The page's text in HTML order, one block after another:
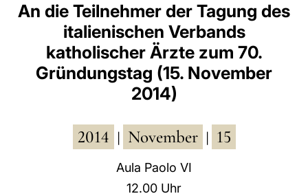
DEUTSCH
POLSKI
العربيّة
LATINE
An die Teilnehmer der Tagung des
italienischen Verbands
katholischer Ärzte zum 70.
Gründungstag (15. November
2014)
2014 November 15
Aula Paolo VI
12.00 Uhr